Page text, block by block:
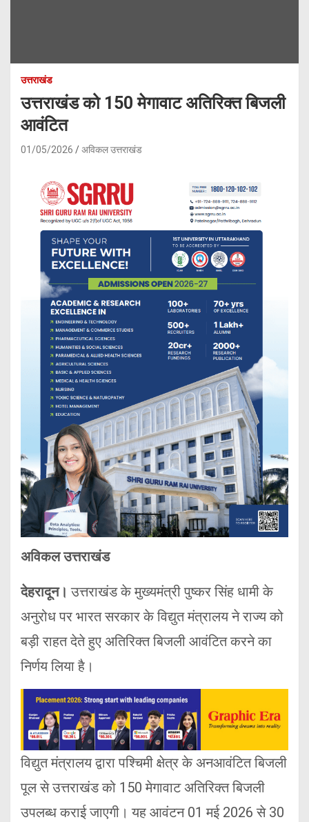
उत्तराखंड
उत्तराखंड को 150 मेगावाट अतिरिक्त बिजली
आवंटित
01/05/2026 अविकल उत्तराखंड
अविकल उत्तराखंड
देहरादून। उत्तराखंड के मुख्यमंत्री पुष्कर सिंह धामी के
अनुरोध पर भारत सरकार के विद्युत मंत्रालय ने राज्य को
बड़ी राहत देते हुए अतिरिक्त बिजली आवंटित करने का
निर्णय लिया है।
विद्युत मंत्रालय द्वारा पश्चिमी क्षेत्र के अनआवंटित बिजली
पूल से उत्तराखंड को 150 मेगावाट अतिरिक्त बिजली
उपलब्ध कराई जाएगी। यह आवंटन 01 मई 2026 से 30